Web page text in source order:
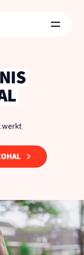
werkt